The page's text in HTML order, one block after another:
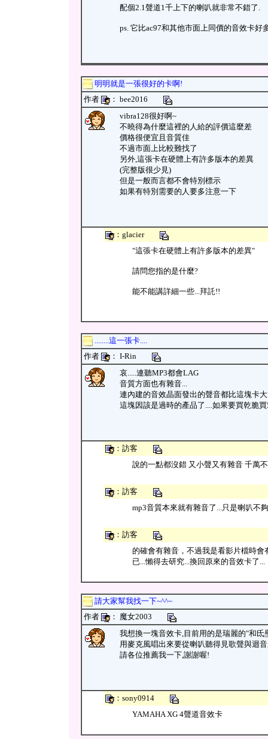
配個2.1聲道1千上下的喇叭就非常不錯了.
ps. 它比ac97和其他市面上同價的音效卡好
明明就是一張很好的卡啊!
作者
： bee2016
vibra128很好啊~
不曉得為什麼這裡的人給的評價這麼差
價格很便宜且音質佳
不過市面上比較難找了
另外,這張卡在硬體上有許多版本的差異
(完整版很少見)
但是一般而言都不會特別標示
如果有特別需要的人要多注意一下
：glacier
"這張卡在硬體上有許多版本的差異"
請問您指的是什麼?
能不能講詳細一些...拜託!!
........這一張卡....
作者
： I-Rin
哀.....連聽MP3都會LAG
音質方面也有雜音...
連內建的音效晶面發出的聲音都比這塊卡大
這塊因該是過時的產品了....如果要買乾脆
：訪客
說的一點都沒錯 又小聲又有雜音 千萬
：訪客
mp3音質本來就有雜音了...只是喇叭不
：訪客
的確會有雜音，不過我是看影片檔時會
已...懶得去研究...換回原來的音效卡了...
請大家幫我找一下~^^~
作者
： 魔女2003
我想換一塊音效卡,目前用的是瑞麗的"和氐
用麥克風唱出來要從喇叭聽得見歌聲與迴
請各位推薦我一下,謝謝喔!
：sony0914
YAMAHA XG 4聲道音效卡